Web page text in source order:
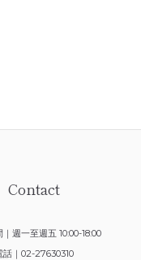
Contact
｜週一至週五 10:00-18:00
話｜02-27630310